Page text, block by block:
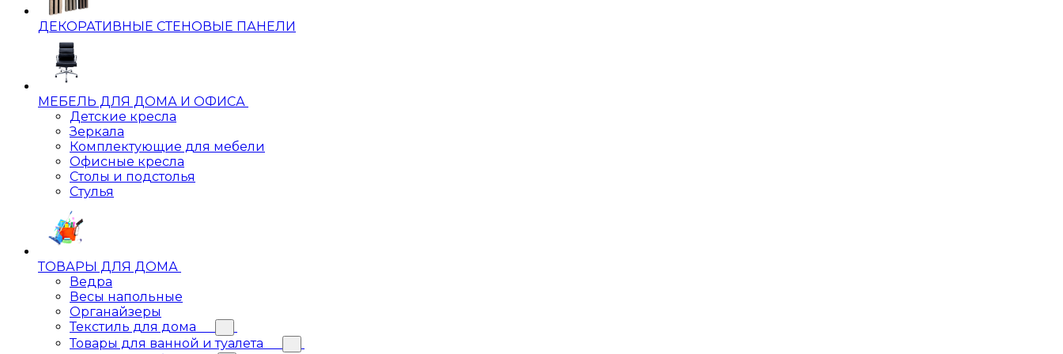
ДЕКОРАТИВНЫЕ СТЕНОВЫЕ ПАНЕЛИ
МЕБЕЛЬ ДЛЯ ДОМА И ОФИСА
Детские кресла
Зеркала
Комплектующие для мебели
Офисные кресла
Столы и подстолья
Стулья
ТОВАРЫ ДЛЯ ДОМА
Ведра
Весы напольные
Органайзеры
Текстиль для дома
Товары для ванной и туалета